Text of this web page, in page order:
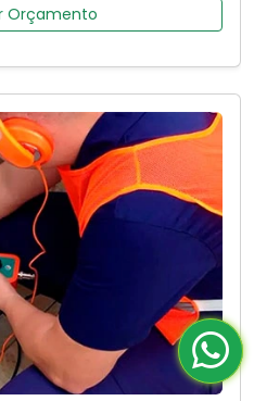
Orçamento